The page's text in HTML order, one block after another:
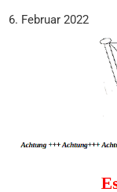
6. Februar 2022